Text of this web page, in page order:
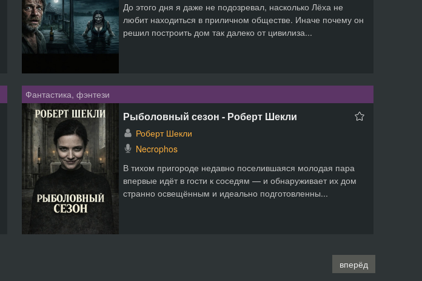
До этого дня я даже не подозревал, насколько Лёха не
любит находиться в приличном обществе. Иначе почему он
решил построить дом так далеко от цивилиза...
Фантастика, фэнтези
Рыболовный сезон - Роберт Шекли
Роберт Шекли
Necrophos
В тихом пригороде недавно поселившаяся молодая пара
впервые идёт в гости к соседям — и обнаруживает их дом
странно освещённым и идеально подготовленны...
вперёд